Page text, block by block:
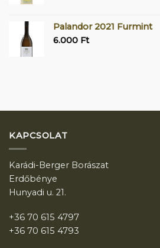
Palandor 2021 Furmint
6.000 Ft
KAPCSOLAT
Karádi-Berger Borászat
Erdőbénye
Hunyadi u. 21.
+36 70 615 4797
+36 70 615 4793